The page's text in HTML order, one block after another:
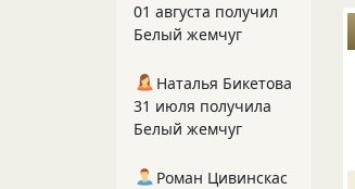
01 августа получил
Белый жемчуг
Наталья Бикетова
31 июля получила
Белый жемчуг
Роман Цивинскас